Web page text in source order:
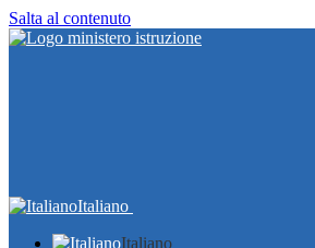
Salta al contenuto
Italiano
Italiano